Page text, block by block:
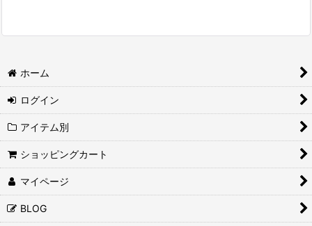
ホーム
ログイン
アイテム別
ショッピングカート
マイページ
BLOG